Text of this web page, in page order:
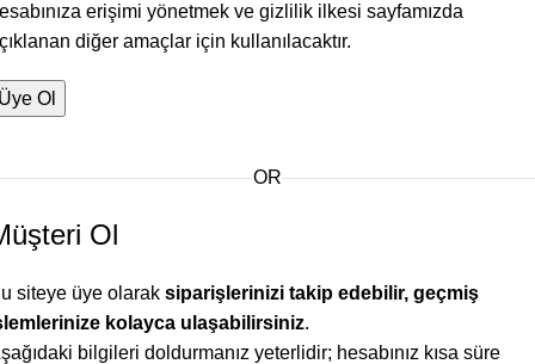
erişimi yönetmek ve gizlilik ilkesi sayfamızda
diğer amaçlar için kullanılacaktır.
Ol
OR
Ol
siteye üye olarak siparişlerinizi takip edebilir, geçmiş
kolayca ulaşabilirsiniz.
bilgileri doldurmanız yeterlidir; hesabınız kısa süre